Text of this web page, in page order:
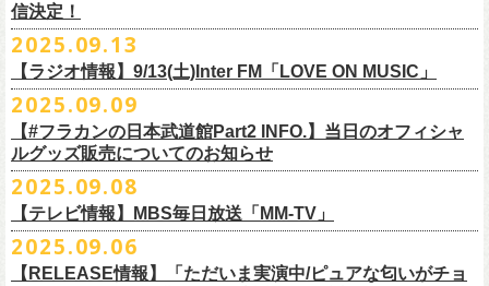
2月8日（日）
◆音楽◆
フラワーカンパニーズ
DJやついいちろう
Name the Night
ハモニカクリームズ
雅轟太鼓
◆お笑いステージ◆
ですよ。
ヨネダ2000
10月26日(日) 長崎ホンダ楽器 15:30/16:00
11月3日(月・祝) 渋谷duo MUSIC EXCHANGE 15:15/16:00
11月8日(土) 徳島club GRINDHOUSE 16:30/17:00
11月9日(日) 米子AZTiC laughs 15:30/16:00
11月15日(土) 福井CHOP 16:30/17:00
11月16日(日) 神戸VARIT. 15:30/16:00
11月29日(土) 名古屋E.L.L 16:30/17:00
11月30日(日) 静岡サナッシュ 15:30/16:00
12月6日(土) 宇都宮HEAVEN’S ROCK VJ-2 16:30/17:00
12月7日(日) 水戸LIGHT HOUSE 15:30/16:00
12月13日(土) 盛岡CLUB CHANGE WAVE 16:30/17:00
12月14日(日) 弘前KEEP THE BEAT 15:30/16:00
中村耕一 (ex. JAYWALK）
OSAKA ROOTS
ET-KING
Secret Artist：*後日発表
Guest Artist : 鈴木圭介 (フラワーカンパニーズ)
MC ：矢野きよ実
料金：全席指定 ／ 前売 ￥6,500‐ 当日 ￥7,000‐ 入場時ドリンク代￥600-
別途必要
チケット発売：2025年10月15日(水) 正午～
チケット受付：チケットぴあ Ｐコード 311-504
イープラス
お問合せ：並矢株式会社 052-683-5885 （平日10時から17時）
※タイムテーブル、他出演者（ゲストボーカル）など詳細は後日発表と
なります
POLYSICS
主催・企画／（株）音楽と人
制作／com agent
問い合わせ／SOGO TOKYO 03-3405-9999
================================================
本日開催された「フラカンの日本武道館 Part2 〜超・今が旬〜」こちら
信決定！
2025.09.13
【ラジオ情報】9/13(土)Inter FM「LOVE ON MUSIC」
■9月13日(土)19:00〜20:00 Inter FM「LOVE ON MUSIC」
＊鈴木圭介、グレートマエカワ生出演
https://www.interfm.co.jp/loveonmusic/
2025.09.09
【#フラカンの日本武道館Part2 INFO.】当日のオフィシャ
ルグッズ販売についてのお知らせ
9月20日(土)フラカンの日本武道館公演当日のグッズ販売ついてのお知ら
せです。
☆グッズ販売：12:00〜予定（準備状況により、 少々お待ちいただく場合
2025.09.08
【テレビ情報】MBS毎日放送「MM-TV」
■9月8日(月)27:20〜MBS毎日放送「MM-TV」
＊グレートマエカワ インタビューOA
2025.09.06
【RELEASE情報】「ただいま実演中/ピュアな匂いがチョ